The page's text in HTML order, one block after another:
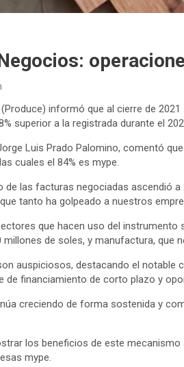
informó que al cierre de
superior a la registrada durante el
Luis Prado Palomino, comentó
cuales el 84% es mype.
las facturas negociadas ascendió
tanto ha golpeado a nuestros
que hacen uso del
de soles, y manufactura, que
auspiciosos, destacando el
financiamiento de corto plazo y
creciendo de forma sostenida y
los beneficios de este
mype.